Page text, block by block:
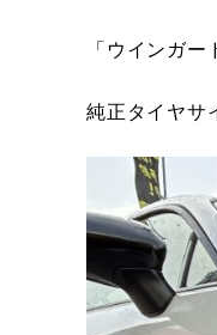
「ウインガー
純正タイヤサ